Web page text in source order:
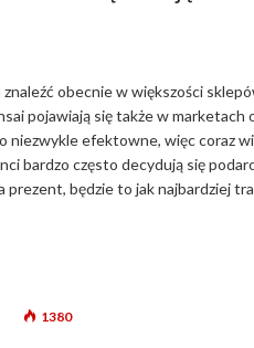
obecnie w większości
pojawiają się także w marketach
niezwykle efektowne, więc coraz
bardzo często decydują się
prezent, będzie to jak najbardziej
1380